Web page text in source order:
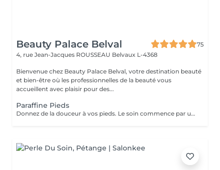
Beauty Palace Belval
75
4, rue Jean-Jacques ROUSSEAU Belvaux L-4368
Bienvenue chez Beauty Palace Belval, votre destination beauté
et bien-être où les professionnelles de la beauté vous
accueillent avec plaisir pour des...
Paraffine Pieds
Donnez de la douceur à vos pieds. Le soin commence par un gommage de la demi-jambe et des pieds, puis avec un grand pinceau la spécialiste de beauté applique la paraffine chaude sur chaque pieds, ce masque va poser environ 15 min, puis vient le moment de la détente: le modelage des pieds, relaxation suprême. Résultat des pieds doux comme une peau de bébé.